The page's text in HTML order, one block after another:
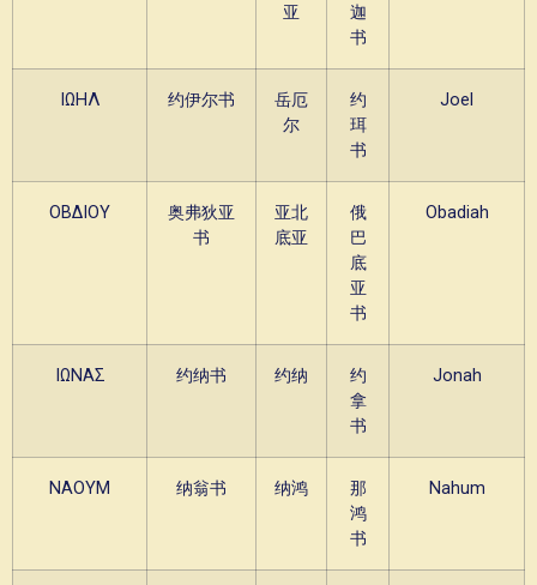
亚
迦
书
ΙΩΗΛ 约伊尔书
岳厄
尔
约
珥
书
Joel
ΟΒΔΙΟΥ
奥弗狄亚
书
亚北
底亚
俄
巴
底
亚
书
Obadiah
ΙΩΝΑΣ 约纳书 约纳
约
拿
书
Jonah
ΝΑΟΥΜ 纳翁书 纳鸿
那
鸿
书
Nahum